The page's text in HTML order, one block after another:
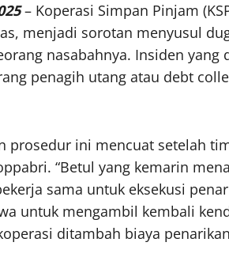
– Koperasi Simpan Pinjam
menjadi sorotan menyusul
nasabahnya. Insiden
penagih utang atau debt
prosedur ini mencuat setelah
“Betul yang kemarin
sama untuk eksekusi
untuk mengambil kembali
ditambah biaya